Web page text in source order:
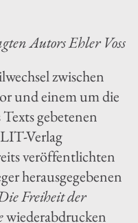
Autors Ehler Voss
zwischen
und einem um die
gebetenen
Verlag
veröffentlichten
herausgegebenen
Freiheit der
wiederabdrucken